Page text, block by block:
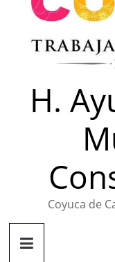
H.
Coyuca de